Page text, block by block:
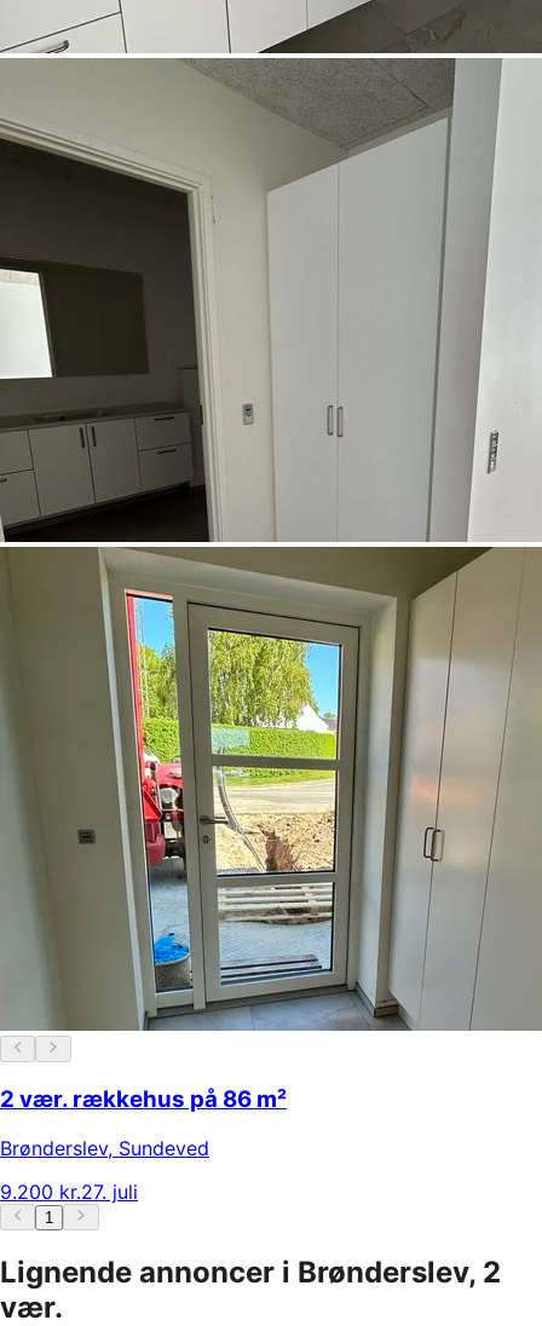
2 vær. rækkehus på 86 m²
Brønderslev, Sundeved
9.200 kr.27. juli
1
Lignende annoncer i Brønderslev, 2
vær.